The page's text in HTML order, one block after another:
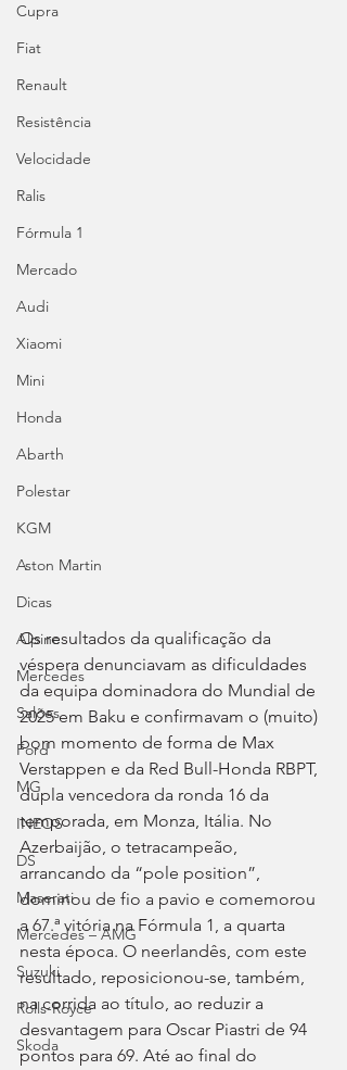
Cupra
Fiat
Renault
Resistência
Velocidade
Ralis
Fórmula 1
Mercado
Audi
Xiaomi
Mini
Honda
Abarth
Polestar
KGM
Aston Martin
Dicas
Alpine
Mercedes
Salões
Ford
MG
INEOS
DS
Maserati
Mercedes – AMG
Suzuki
Rolls-Royce
Skoda
Os resultados da qualificação da
véspera denunciavam as dificuldades
da equipa dominadora do Mundial de
2025 em Baku e confirmavam o (muito)
bom momento de forma de Max
Verstappen e da Red Bull-Honda RBPT,
dupla vencedora da ronda 16 da
temporada, em Monza, Itália. No
Azerbaijão, o tetracampeão,
arrancando da “pole position”,
dominou de fio a pavio e comemorou
a 67.ª vitória na Fórmula 1, a quarta
nesta época. O neerlandês, com este
resultado, reposicionou-se, também,
na corrida ao título, ao reduzir a
desvantagem para Oscar Piastri de 94
pontos para 69. Até ao final do